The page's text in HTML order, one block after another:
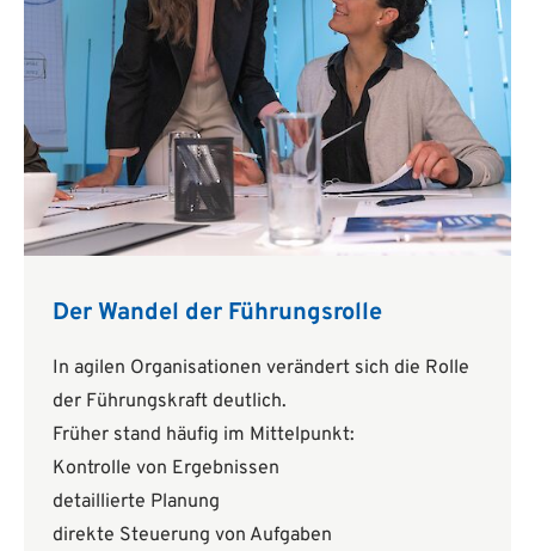
Der Wandel der Führungsrolle
In agilen Organisationen verändert sich die Rolle
der Führungskraft deutlich.
Früher stand häufig im Mittelpunkt:
Kontrolle von Ergebnissen
detaillierte Planung
direkte Steuerung von Aufgaben